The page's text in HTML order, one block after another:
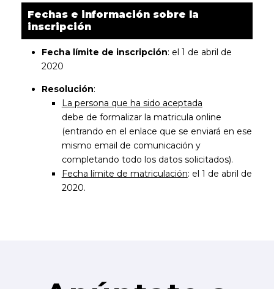
Fechas e información sobre la
inscripción
Fecha límite de inscripción: el 1 de abril de
2020
Resolución:
La persona que ha sido aceptada
debe de formalizar la matricula online
(entrando en el enlace que se enviará en ese
mismo email de comunicación y
completando todo los datos solicitados).
Fecha límite de matriculación: el 1 de abril de
2020.